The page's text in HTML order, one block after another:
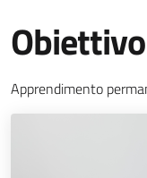
Apprendimento